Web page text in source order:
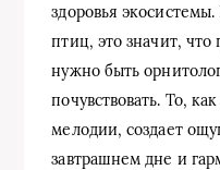
здоровья
птиц, это значит,
нужно быть
почувствовать. То,
мелодии, создает
завтрашнем дне и